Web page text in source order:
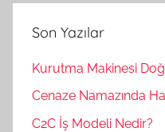
Son Yazılar
Kurutma Makinesi
Cenaze Namazında
C2C İş Modeli Nedir?